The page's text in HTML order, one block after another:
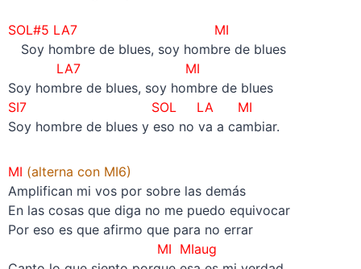
SOL#5 LA7 MI
Soy hombre de blues, soy hombre de blues
LA7 MI
Soy hombre de blues, soy hombre de blues
SI7 SOL LA MI
Soy hombre de blues y eso no va a cambiar.
MI (alterna con MI6)
Amplifican mi vos por sobre las demás
En las cosas que diga no me puedo equivocar
Por eso es que afirmo que para no errar
MI MIaug